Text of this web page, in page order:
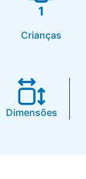
1
Crianças
Dimensões